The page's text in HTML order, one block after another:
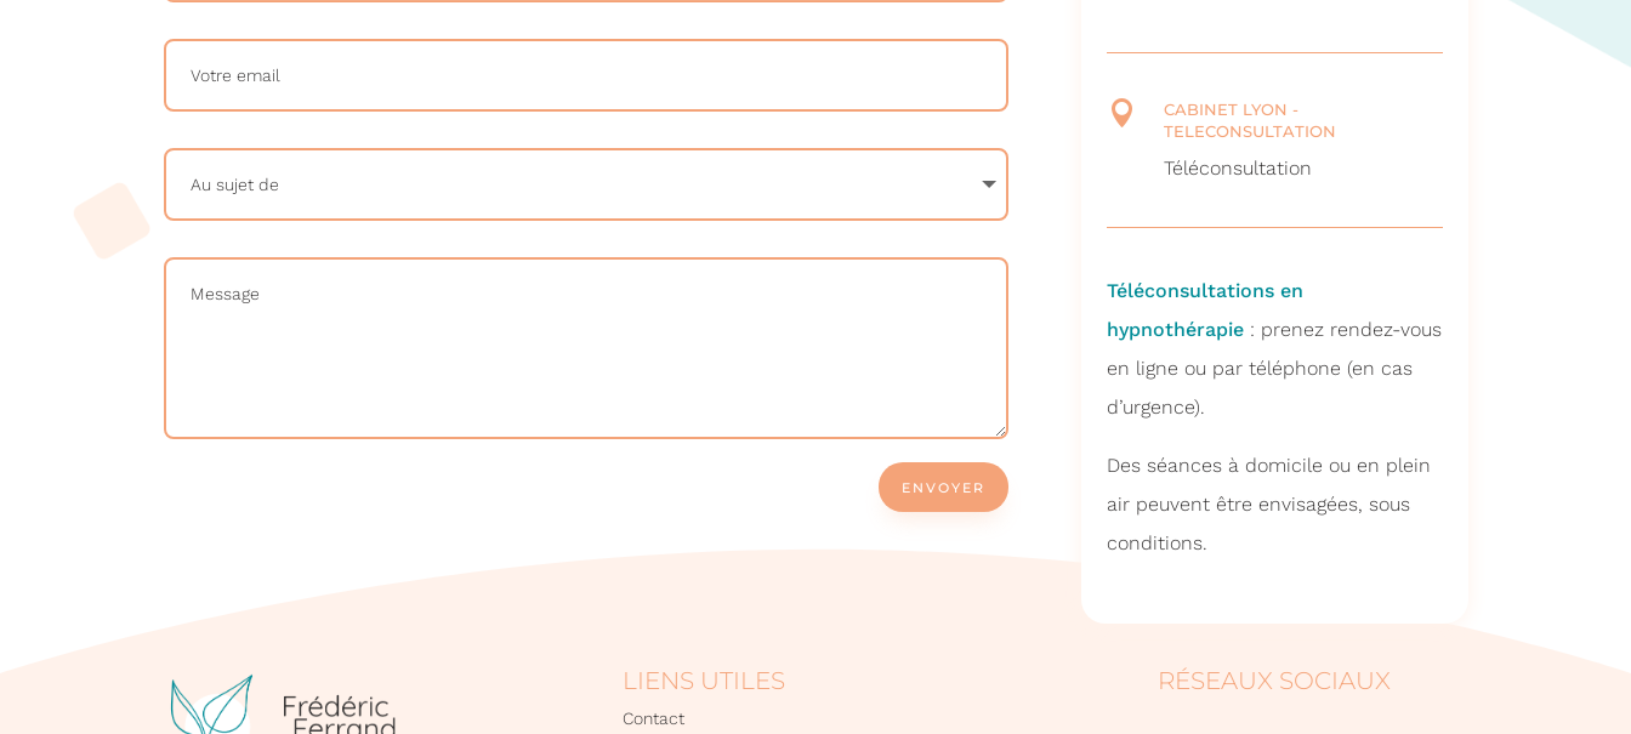
ENVOYER

CABINET LYON -
TELECONSULTATION
Téléconsultation
Téléconsultations en
hypnothérapie: prenez rendez-vous
en ligne ou par téléphone (en cas
d’urgence).
Des séances à domicile ou en plein
air peuvent être envisagées, sous
conditions.
LIENS UTILES
Contact
RÉSEAUX SOCIAUX